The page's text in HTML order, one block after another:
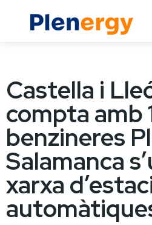
Castella i
compta amb
benzineres
Salamanca
xarxa